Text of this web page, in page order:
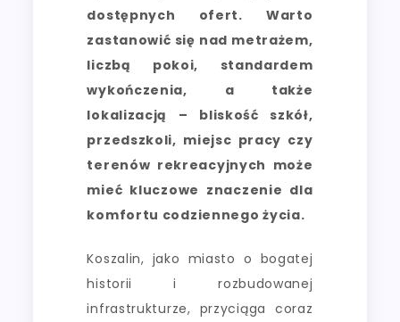
dostępnych ofert. Warto
zastanowić się nad metrażem,
liczbą pokoi, standardem
wykończenia, a także
lokalizacją – bliskość szkół,
przedszkoli, miejsc pracy czy
terenów rekreacyjnych może
mieć kluczowe znaczenie dla
komfortu codziennego życia.
Koszalin, jako miasto o bogatej
historii i rozbudowanej
infrastrukturze, przyciąga coraz